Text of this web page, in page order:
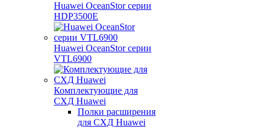
Huawei OceanStor серии
HDP3500E
Huawei OceanStor серии
VTL6900
Комплектующие для
СХД Huawei
Полки расширения
для СХД Huawei